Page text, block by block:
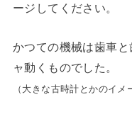
ージしてください。
かつての機械は歯車
ャ動くものでした。
（大きな古時計とかのイメ